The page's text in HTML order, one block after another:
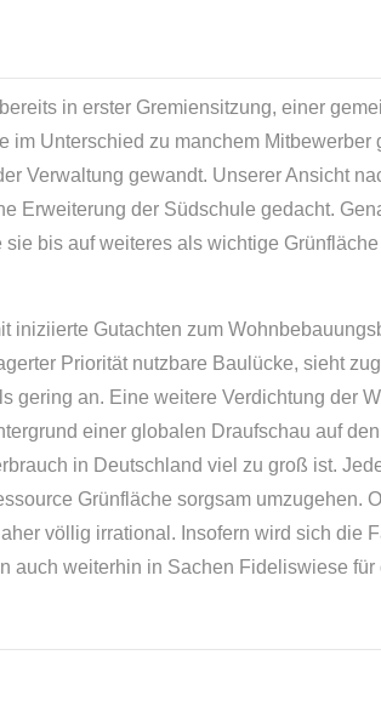
in erster Gremiensitzung, einer
im Unterschied zu manchem Mitbewerber
Verwaltung gewandt. Unserer Ansicht
Erweiterung der Südschule gedacht.
bis auf weiteres als wichtige
iniziierte Gutachten zum
Priorität nutzbare Baulücke, sieht
gering an. Eine weitere Verdichtung der
einer globalen Draufschau auf
in Deutschland viel zu groß ist.
Grünfläche sorgsam umzugehen.
völlig irrational. Insofern wird sich die
auch weiterhin in Sachen Fideliswiese für